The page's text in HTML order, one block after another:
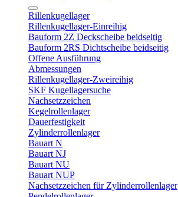
Rillenkugellager
Rillenkugellager-Einreihig
Bauform 2Z Deckscheibe beidseitig
Bauform 2RS Dichtscheibe beidseitig
Offene Ausführung
Abmessungen
Rillenkugellager-Zweireihig
SKF Kugellagersuche
Nachsetzzeichen
Kegelrollenlager
Dauerfestigkeit
Zylinderrollenlager
Bauart N
Bauart NJ
Bauart NU
Bauart NUP
Nachsetzzeichen für Zylinderrollenlager